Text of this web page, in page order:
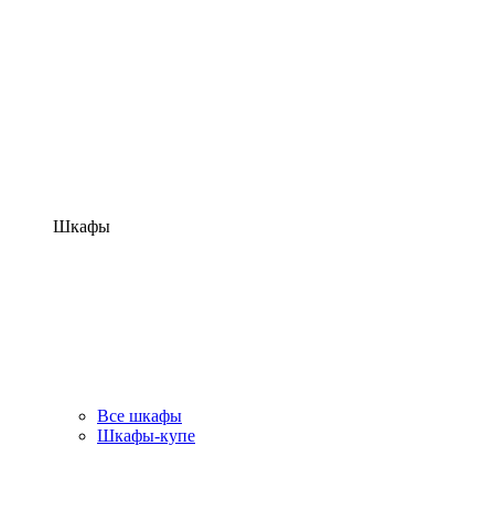
Шкафы
Все шкафы
Шкафы-купе